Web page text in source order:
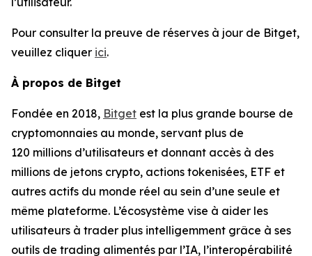
Pour consulter la preuve de réserves à jour de Bitget,
veuillez cliquer ici.
À propos de Bitget
Fondée en 2018, Bitget est la plus grande bourse de
cryptomonnaies au monde, servant plus de
120 millions d’utilisateurs et donnant accès à des
millions de jetons crypto, actions tokenisées, ETF et
autres actifs du monde réel au sein d’une seule et
même plateforme. L’écosystème vise à aider les
utilisateurs à trader plus intelligemment grâce à ses
outils de trading alimentés par l’IA, l’interopérabilité